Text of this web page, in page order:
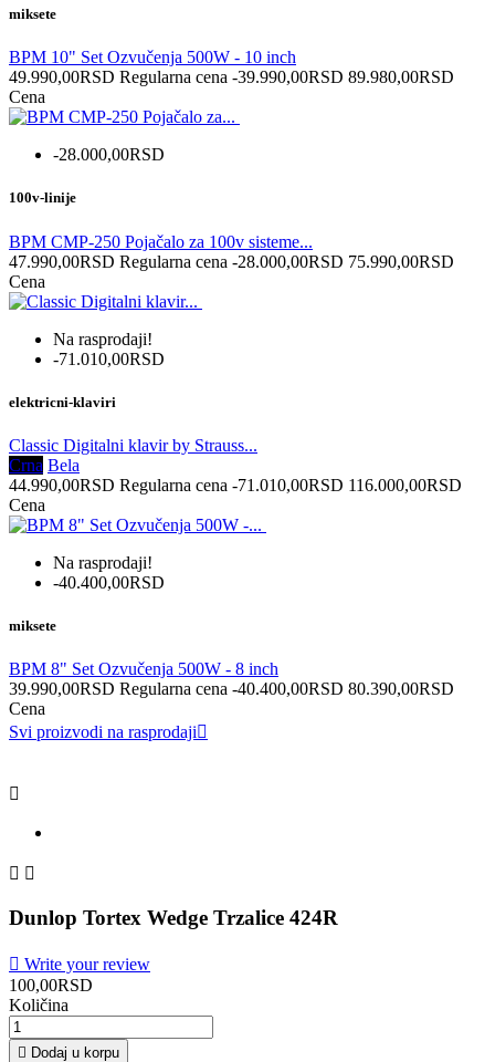
miksete
BPM 10" Set Ozvučenja 500W - 10 inch
49.990,00RSD Regularna cena -39.990,00RSD 89.980,00RSD
Cena
-28.000,00RSD
100v-linije
BPM CMP-250 Pojačalo za 100v sisteme...
47.990,00RSD Regularna cena -28.000,00RSD 75.990,00RSD
Cena
Na rasprodaji!
-71.010,00RSD
elektricni-klaviri
Classic Digitalni klavir by Strauss...
Crna Bela
44.990,00RSD Regularna cena -71.010,00RSD 116.000,00RSD
Cena
Na rasprodaji!
-40.400,00RSD
miksete
BPM 8" Set Ozvučenja 500W - 8 inch
39.990,00RSD Regularna cena -40.400,00RSD 80.390,00RSD
Cena
Svi proizvodi na rasprodaji

 
Dunlop Tortex Wedge Trzalice 424R
 Write your review
100,00RSD
Količina
 Dodaj u korpu